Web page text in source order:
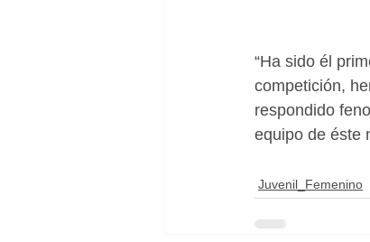
“Ha sido él
competición,
respondido
equipo de éste
Juvenil_Femenino